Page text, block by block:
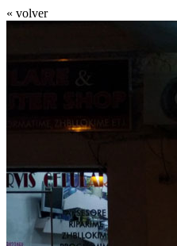
« volver